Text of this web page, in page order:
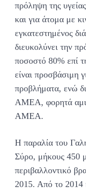
πρόληψη της
και για άτομα με
εγκατεστημένος
διευκολύνει την
ποσοστό 80% επί
είναι προσβάσιμη
προβλήματα, ενώ
ΑΜΕΑ, φορητά
ΑΜΕΑ.
Η παραλία του
Σύρο, μήκους 450
περιβαλλοντικό
2015. Από το 2014